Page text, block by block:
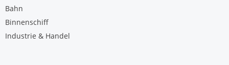
Bahn
Binnenschiff
Industrie & Handel